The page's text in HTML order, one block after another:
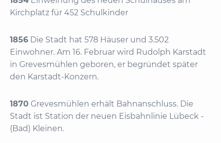
Kirchplatz für 452 Schulkinder
1856 Die Stadt hat 578 Häuser und 3.502
Einwohner. Am 16. Februar wird Rudolph Karstadt
in Grevesmühlen geboren, er begründet später
den Karstadt-Konzern.
1870 Grevesmühlen erhält Bahnanschluss. Die
Stadt ist Station der neuen Eisbahnlinie Lübeck -
(Bad) Kleinen.